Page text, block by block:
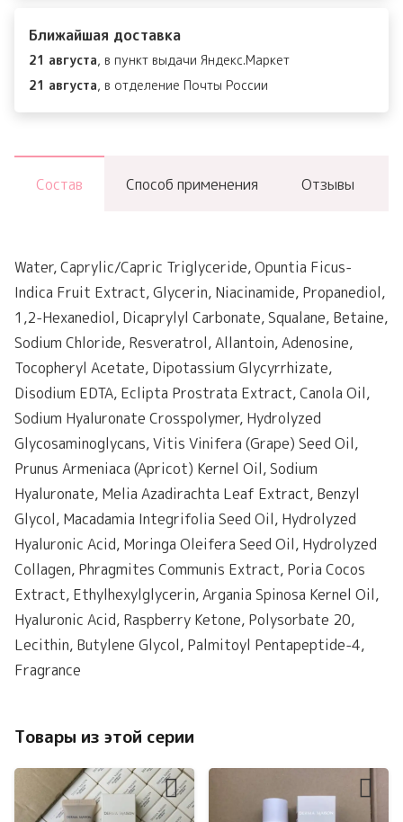
Ближайшая доставка
21 августа, в пункт выдачи Яндекс.Маркет
21 августа, в отделение Почты России
Состав Способ применения Отзывы
Water, Caprylic/Capric Triglyceride, Opuntia Ficus-
Indica Fruit Extract, Glycerin, Niacinamide, Propanediol,
1,2-Hexanediol, Dicaprylyl Carbonate, Squalane, Betaine,
Sodium Chloride, Resveratrol, Allantoin, Adenosine,
Tocopheryl Acetate, Dipotassium Glycyrrhizate,
Disodium EDTA, Eclipta Prostrata Extract, Canola Oil,
Sodium Hyaluronate Crosspolymer, Hydrolyzed
Glycosaminoglycans, Vitis Vinifera (Grape) Seed Oil,
Prunus Armeniaca (Apricot) Kernel Oil, Sodium
Hyaluronate, Melia Azadirachta Leaf Extract, Benzyl
Glycol, Macadamia Integrifolia Seed Oil, Hydrolyzed
Hyaluronic Acid, Moringa Oleifera Seed Oil, Hydrolyzed
Collagen, Phragmites Communis Extract, Poria Cocos
Extract, Ethylhexylglycerin, Argania Spinosa Kernel Oil,
Hyaluronic Acid, Raspberry Ketone, Polysorbate 20,
Lecithin, Butylene Glycol, Palmitoyl Pentapeptide-4,
Fragrance
Товары из этой серии